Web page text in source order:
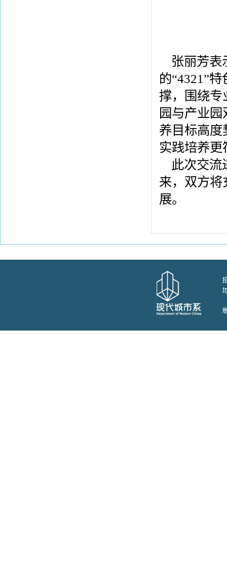
张丽芳表
的“4321”
撑，围绕专
园与产业
养目标高度
实践培养更
此次交流
来，双方将
展。